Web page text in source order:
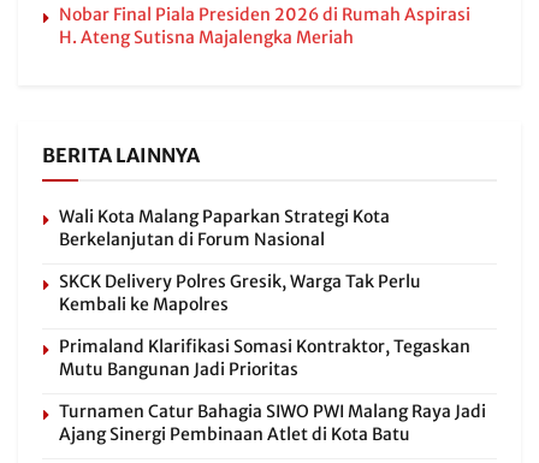
Nobar Final Piala Presiden 2026 di Rumah Aspirasi
H. Ateng Sutisna Majalengka Meriah
BERITA LAINNYA
Wali Kota Malang Paparkan Strategi Kota
Berkelanjutan di Forum Nasional
SKCK Delivery Polres Gresik, Warga Tak Perlu
Kembali ke Mapolres
Primaland Klarifikasi Somasi Kontraktor, Tegaskan
Mutu Bangunan Jadi Prioritas
Turnamen Catur Bahagia SIWO PWI Malang Raya Jadi
Ajang Sinergi Pembinaan Atlet di Kota Batu